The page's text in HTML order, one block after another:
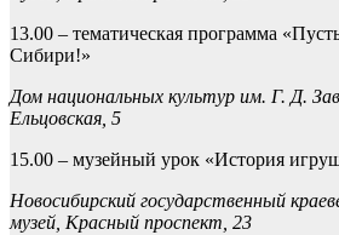
13.00 – тематическая программа
Сибири!»
Дом национальных культур им. Г. Д.
Ельцовская, 5
15.00 – музейный урок «История
Новосибирский государственный
музей, Красный проспект, 23